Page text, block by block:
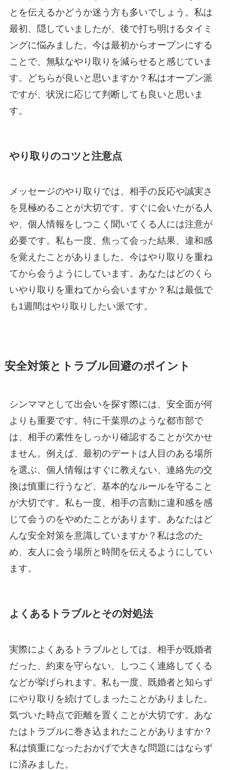
とを伝えるかどうか迷う方も多いでしょう。私は
最初、隠していましたが、後で打ち明けるタイミ
ングに悩みました。今は最初からオープンにする
ことで、無駄なやり取りを減らせると感じていま
す。どちらが良いと思いますか？私はオープン派
ですが、状況に応じて判断しても良いと思いま
す。
やり取りのコツと注意点
メッセージのやり取りでは、相手の反応や誠実さ
を見極めることが大切です。すぐに会いたがる人
や、個人情報をしつこく聞いてくる人には注意が
必要です。私も一度、焦って会った結果、違和感
を覚えたことがありました。今はやり取りを重ね
てから会うようにしています。あなたはどのくら
いやり取りを重ねてから会いますか？私は最低で
も1週間はやり取りしたい派です。
安全対策とトラブル回避のポイント
シンママとして出会いを探す際には、安全面が何
よりも重要です。特に千葉県のような都市部で
は、相手の素性をしっかり確認することが欠かせ
ません。例えば、最初のデートは人目のある場所
を選ぶ、個人情報はすぐに教えない、連絡先の交
換は慎重に行うなど、基本的なルールを守ること
が大切です。私も一度、相手の言動に違和感を感
じて会うのをやめたことがあります。あなたはど
んな安全対策を意識していますか？私は念のた
め、友人に会う場所と時間を伝えるようにしてい
ます。
よくあるトラブルとその対処法
実際によくあるトラブルとしては、相手が既婚者
だった、約束を守らない、しつこく連絡してくる
などが挙げられます。私も一度、既婚者と知らず
にやり取りを続けてしまったことがありました。
気づいた時点で距離を置くことが大切です。あな
たはトラブルに巻き込まれたことがありますか？
私は慎重になったおかげで大きな問題にはならず
に済みました。